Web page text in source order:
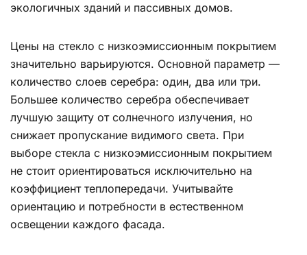
экологичных зданий и пассивных домов.
Цены на стекло с низкоэмиссионным покрытием
значительно варьируются. Основной параметр —
количество слоев серебра: один, два или три.
Большее количество серебра обеспечивает
лучшую защиту от солнечного излучения, но
снижает пропускание видимого света. При
выборе стекла с низкоэмиссионным покрытием
не стоит ориентироваться исключительно на
коэффициент теплопередачи. Учитывайте
ориентацию и потребности в естественном
освещении каждого фасада.